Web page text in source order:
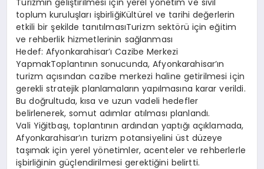
toplum kuruluşları işbirliğiKültürel ve tarihi değerlerin
etkili bir şekilde tanıtılmasıTurizm sektörü için eğitim
ve rehberlik hizmetlerinin sağlanması
Hedef: Afyonkarahisar’ı Cazibe Merkezi
YapmakToplantının sonucunda, Afyonkarahisar’ın
turizm açısından cazibe merkezi haline getirilmesi için
gerekli stratejik planlamaların yapılmasına karar verildi.
Bu doğrultuda, kısa ve uzun vadeli hedefler
belirlenerek, somut adımlar atılması planlandı.
Vali Yiğitbaşı, toplantının ardından yaptığı açıklamada,
Afyonkarahisar’ın turizm potansiyelini üst düzeye
taşımak için yerel yönetimler, acenteler ve rehberlerle
işbirliğinin güçlendirilmesi gerektiğini belirtti.